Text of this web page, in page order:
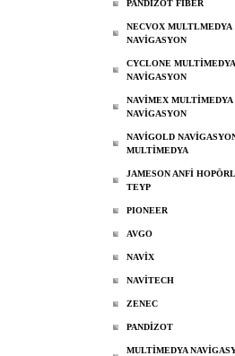
PANDİZOT FİBER
NECVOX MULTLMEDYA
NAVİGASYON
CYCLONE MULTİMEDYA
NAVİGASYON
NAVİMEX MULTİMEDYA
NAVİGASYON
NAVİGOLD
MULTİMEDYA
JAMESON ANFİ
TEYP
PIONEER
AVGO
NAVİX
NAVİTECH
ZENEC
PANDİZOT
MULTİMEDYA